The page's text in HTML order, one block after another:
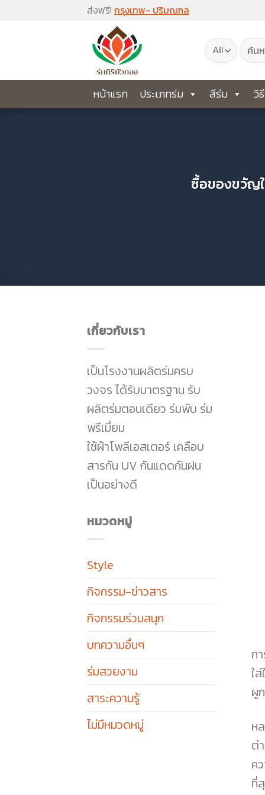
ส่งฟรี! กรุงเทพ- ปริมณฑล
ค้นหา:
หน้าแรก ประเภทร่ม สีร่ม วิ
ซื้อของขวัญใ
เกี่ยวกับเรา
เป็นโรงงานผลิตร่มครบ
วงจร ได้รับมาตรฐาน รับ
ผลิตร่มตอนเดียว ร่มพับ ร่ม
พรีเมี่ยม
ใช้ผ้าโพลีเอสเตอร์ เคลือบ
สารกัน UV กันแดดกันฝน
เป็นอย่างดี
หมวดหมู่
Style
กิจกรรม-ข่าวสาร
กิจกรรมร่วมสนุก
บทความอื่นๆ
ร่มสวยงาม
สาระความรู้
ไม่มีหมวดหมู่
ก
ใ
ผู
ห
ต่
ค
ที่